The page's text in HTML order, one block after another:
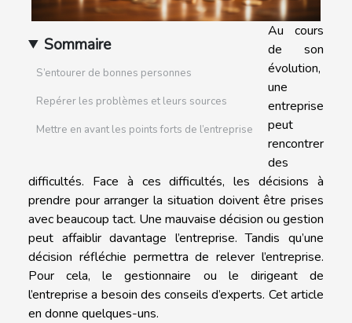
Sommaire
S’entourer de bonnes personnes
Repérer les problèmes et leurs sources
Mettre en avant les points forts de l’entreprise
Au cours
de son
évolution,
une
entreprise
peut
rencontrer
des
difficultés. Face à ces difficultés, les décisions à
prendre pour arranger la situation doivent être prises
avec beaucoup tact. Une mauvaise décision ou gestion
peut affaiblir davantage l’entreprise. Tandis qu’une
décision réfléchie permettra de relever l’entreprise.
Pour cela, le gestionnaire ou le dirigeant de
l’entreprise a besoin des conseils d’experts. Cet article
en donne quelques-uns.